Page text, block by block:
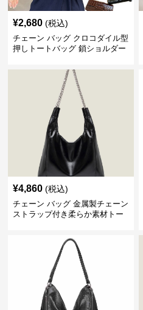
¥2,680 (税込)
チェーン バッグ クロコダイル型
押しトートバッグ 鎖ショルダー
¥4,860 (税込)
チェーン バッグ 金属製チェーン
ストラップ付き柔らか素材トー